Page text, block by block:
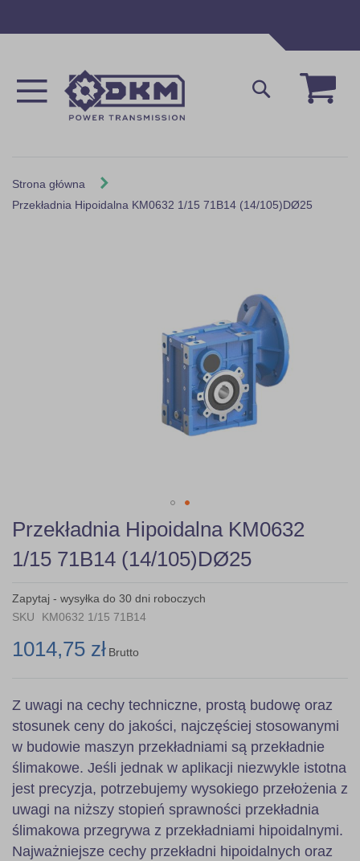
Mój
Szukaj
Strona główna
Przekładnia Hipoidalna KM0632 1/15 71B14 (14/105)DØ25
Skip
to
the
beginning
the
images
Przekładnia Hipoidalna KM0632
1/15 71B14 (14/105)DØ25
Zapytaj - wysyłka do 30 dni roboczych
SKU
KM0632 1/15 71B14
1014,75 zł Brutto
Z uwagi na cechy techniczne, prostą budowę oraz
stosunek ceny do jakości, najczęściej stosowanymi
w budowie maszyn przekładniami są przekładnie
ślimakowe. Jeśli jednak w aplikacji niezwykle istotna
jest precyzja, potrzebujemy wysokiego przełożenia z
uwagi na niższy stopień sprawności przekładnia
ślimakowa przegrywa z przekładniami hipoidalnymi.
Najważniejsze cechy przekładni hipoidalnych oraz